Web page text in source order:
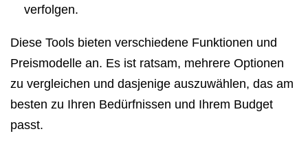
verfolgen.
Diese Tools bieten verschiedene Funktionen und
Preismodelle an. Es ist ratsam, mehrere Optionen
zu vergleichen und dasjenige auszuwählen, das am
besten zu Ihren Bedürfnissen und Ihrem Budget
passt.